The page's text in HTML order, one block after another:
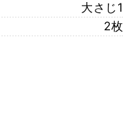
大さじ1
2枚